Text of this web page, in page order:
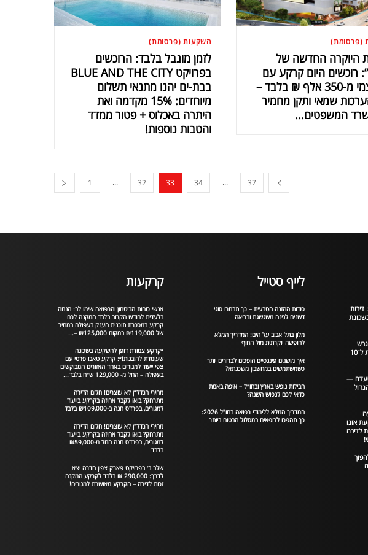
(פרסומת)
היוקרה החדשה של
רוכשים היום קרקע עם
הון עצמי מ-350 אלף ₪ בלבד –
שמאי ותקן מחמיר
המשפטים...
השקעות (פרסומת)
לזמן מוגבל בלבד: הרוכשים
בפרויקט BLUE AND THE CITY
בבת-ים יהנו מתנאי תשלום
מיוחדים: 15% מקדמה ואת
היתרה באכלוס + פטור ממדד
והטבות נוספות!
1 ... 32 33 34 ... 37
קרקעות
אנשי כוחות הביטחון והרפואה שימו לב: הנחה
בלעדית לחודש הקרוב בלבד המקנה לכם
קרקע במסגרת תוכנית הענק בעפולה במחיר
של ₪119,000 במקום ₪125,000 –...
״קרקע צמודת דופן להשקעה בשכונה
שעומדת להיבנות!״: קרקע טאבו פרטי עם
צפי ייעוד למגורים באחד האזורים המבוקשים
בעפולה – החל מ- 129,000 ש״ח בלבד...
מחירי הנדל”ן לא עוצרים! חלום הדירה
מתרחק? בואו לקבל אחיזה בקרקע בייעוד
למגורים, בפרדס חנה ב-₪109,000 בלבד
מחירי הנדל”ן לא עוצרים! חלום הדירה
מתרחק? בואו לקבל אחיזה בקרקע בייעוד
למגורים, בפרדס חנה החל מ-₪59,000
בלבד
שלב ב׳ בפרויקט פארק צפון חדרה יצא
לדרך: 290,000 ₪ בלבד לקרקע המקנה
זכות לדירה – הקרקע מאושרת למגורים!
לייף סטייל
סודות ההזנה הטבעית – כך תבחרו סוגי
דשנים לגינה משגשגת ובריאה
מלון בתל אביב על הים: המדריך המלא
לחופשה יוקרתית מול החוף
איך מושגים פיננסיים הופכים לברורים יותר
כשמשתמשים במחשבון משכנתא?
חבילות נופש בארץ ובחו״ל – איפה באמת
כדאי לכם לנפוש השנה?
המדריך המלא ללימודי רפואה בחו”ל 2026:
כך תהפכו לרופאים במסלול הבטוח ביותר
דירות
₪ בשכונת
הגולף בפאפוס עם הסכם שכירות ל־10
—
אונו
לדירה